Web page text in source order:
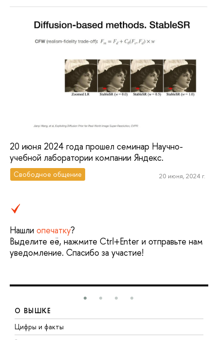
20 июня 2024 года прошел семинар Научно-
учебной лаборатории компании Яндекс.
Свободное общение 20 июня, 2024 г.
Нашли опечатку?
Выделите её, нажмите Ctrl+Enter и отправьте нам
уведомление. Спасибо за участие!
О ВЫШКЕ
Цифры и факты